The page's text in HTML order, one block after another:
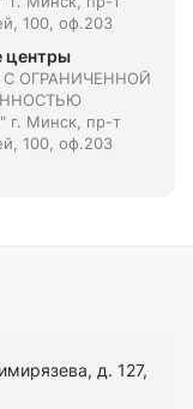
100, оф.203
центры
ОГРАНИЧЕННОЙ
г. Минск, пр-т
100, оф.203
д. 127,